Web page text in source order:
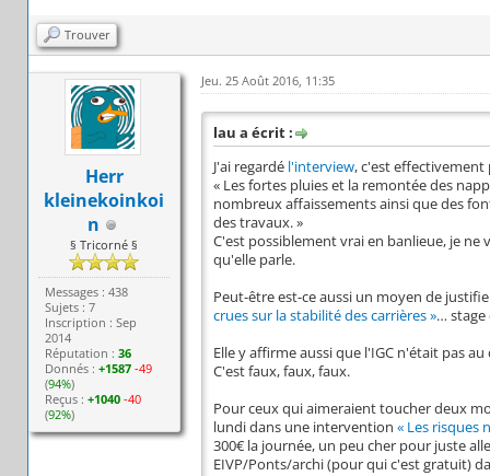
Trouver
Herr
kleinekoinkoi
n
§ Tricorné §
Messages : 438
Sujets : 7
Inscription : Sep
2014
Réputation :36
Donnés :+1587 -49
(94%)
Reçus :+1040 -40
(92%)
Jeu. 25 Août 2016, 11:35
lau a écrit :
J'ai regardé l'interview, c'est
« Les fortes pluies et la remontée des
nombreux affaissements ainsi que des
des travaux. »
C'est possiblement vrai en banlieue, je ne
qu'elle parle.
Peut-être est-ce aussi un moyen de
crues sur la stabilité des carrières »… stage
Elle y affirme aussi que l'IGC n'était pas
C'est faux, faux, faux.
Pour ceux qui aimeraient toucher deux
lundi dans une intervention « Les risques
300€ la journée, un peu cher pour juste
EIVP/Ponts/archi (pour qui c'est gratuit)